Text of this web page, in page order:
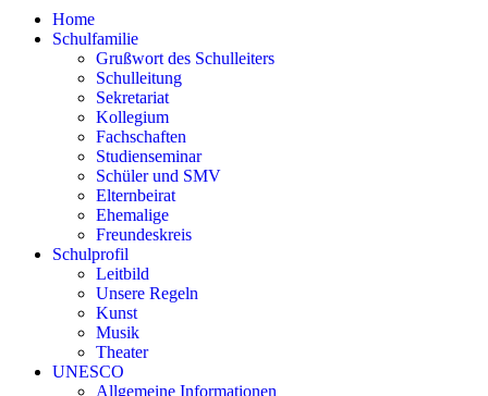
Home
Schulfamilie
Grußwort des Schulleiters
Schulleitung
Sekretariat
Kollegium
Fachschaften
Studienseminar
Schüler und SMV
Elternbeirat
Ehemalige
Freundeskreis
Schulprofil
Leitbild
Unsere Regeln
Kunst
Musik
Theater
UNESCO
Allgemeine Informationen